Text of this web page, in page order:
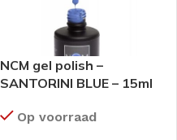
NCM gel polish –
SANTORINI BLUE – 15ml
Op voorraad